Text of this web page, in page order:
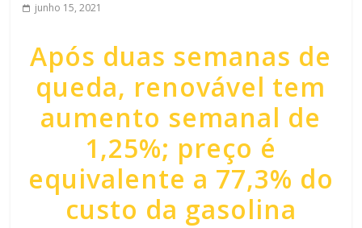
junho 15, 2021
Após duas semanas de
queda, renovável tem
aumento semanal de
1,25%; preço é
equivalente a 77,3% do
custo da gasolina